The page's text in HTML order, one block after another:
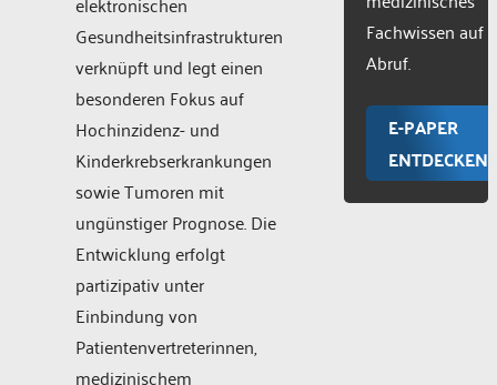
Gesundheitsinfrastrukturen
verknüpft und legt einen
besonderen Fokus auf
Hochinzidenz- und
Kinderkrebserkrankungen
sowie Tumoren mit
ungünstiger Prognose. Die
Entwicklung erfolgt
partizipativ unter
Einbindung von
Patientenvertreterinnen,
medizinischem
Fachwissen auf
Abruf.
E-PAPER
ENTDECKEN